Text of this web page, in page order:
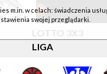
LOTTO 3X3
LIGA
m.in. w celach: świadczenia
swojej przeglądarki.